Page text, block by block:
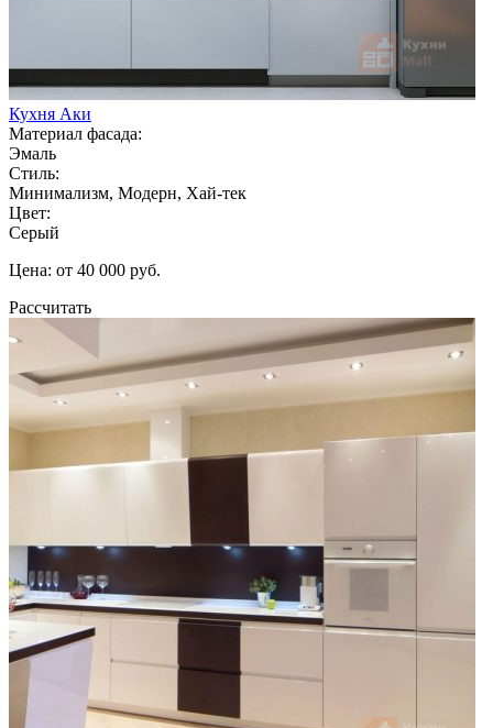
Кухня Аки
Материал фасада:
Эмаль
Стиль:
Минимализм, Модерн, Хай-тек
Цвет:
Серый
Цена: от 40 000 руб.
Рассчитать